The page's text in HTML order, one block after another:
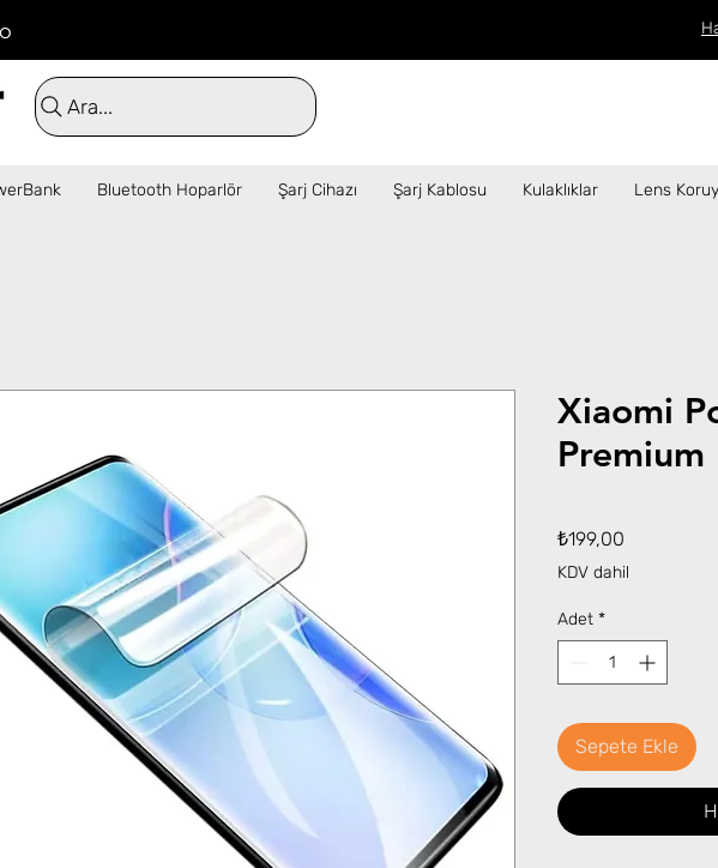
✦  16:00'a kadar verilen siparişler aynı gün kargo!  ✦
Ara...
Bluetooth Hoparlör Şarj Cihazı Şarj Kablosu Kulaklıklar Lens
Xiaomi
₺199,00
KDV dahil
Adet *
Sepete Ekle